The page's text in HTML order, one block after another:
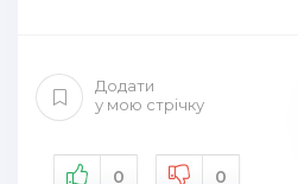
Додати
у мою стрічку
0 0